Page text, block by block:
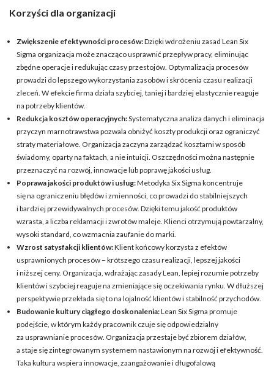
Korzyści dla organizacji
Zwiększenie efektywności procesów:Dzięki wdrożeniu zasad Lean Six
Sigma organizacja może znacząco usprawnić przepływ pracy, eliminując
zbędne operacje i redukując czasy przestojów. Optymalizacja procesów
prowadzi do lepszego wykorzystania zasobów i skrócenia czasu realizacji
zleceń. W efekcie firma działa szybciej, taniej i bardziej elastycznie reaguje
na potrzeby klientów.
Redukcja kosztów operacyjnych:Systematyczna analiza danych i eliminacja
przyczyn marnotrawstwa pozwala obniżyć koszty produkcji oraz ograniczyć
straty materiałowe. Organizacja zaczyna zarządzać kosztami w sposób
świadomy, oparty na faktach, a nie intuicji. Oszczędności można następnie
przeznaczyć na rozwój, innowacje lub poprawę jakości usług.
Poprawa jakości produktów i usług:Metodyka Six Sigma koncentruje
się na ograniczeniu błędów i zmienności, co prowadzi do stabilniejszych
i bardziej przewidywalnych procesów. Dzięki temu jakość produktów
wzrasta, a liczba reklamacji i zwrotów maleje. Klienci otrzymują powtarzalny,
wysoki standard, co wzmacnia zaufanie do marki.
Wzrost satysfakcji klientów:Klient końcowy korzysta z efektów
usprawnionych procesów – krótszego czasu realizacji, lepszej jakości
i niższej ceny. Organizacja, wdrażając zasady Lean, lepiej rozumie potrzeby
klientów i szybciej reaguje na zmieniające się oczekiwania rynku. W dłuższej
perspektywie przekłada się to na lojalność klientów i stabilność przychodów.
Budowanie kultury ciągłego doskonalenia:Lean Six Sigma promuje
podejście, w którym każdy pracownik czuje się odpowiedzialny
za usprawnianie procesów. Organizacja przestaje być zbiorem działów,
a staje się zintegrowanym systemem nastawionym na rozwój i efektywność.
Taka kultura wspiera innowacje, zaangażowanie i długofalową